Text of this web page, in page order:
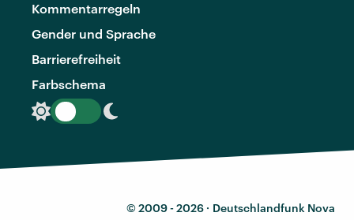
Kommentarregeln
Gender und Sprache
Barrierefreiheit
Farbschema
© 2009 - 2026 · Deutschlandfunk Nova